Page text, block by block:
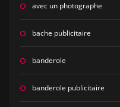
avec un photographe
bache publicitaire
banderole
banderole publicitaire